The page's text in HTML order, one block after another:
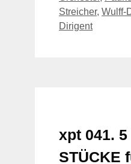
Streicher, Wulff-
Dirigent
xpt 041. 5
STÜCKE